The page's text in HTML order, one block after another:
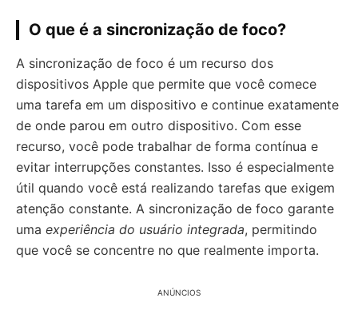
O que é a sincronização de foco?
A sincronização de foco é um recurso dos
dispositivos Apple que permite que você comece
uma tarefa em um dispositivo e continue exatamente
de onde parou em outro dispositivo. Com esse
recurso, você pode trabalhar de forma contínua e
evitar interrupções constantes. Isso é especialmente
útil quando você está realizando tarefas que exigem
atenção constante. A sincronização de foco garante
uma experiência do usuário integrada, permitindo
que você se concentre no que realmente importa.
ANÚNCIOS